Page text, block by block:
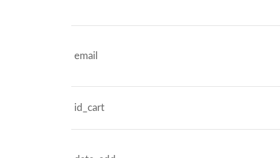
email
id_cart